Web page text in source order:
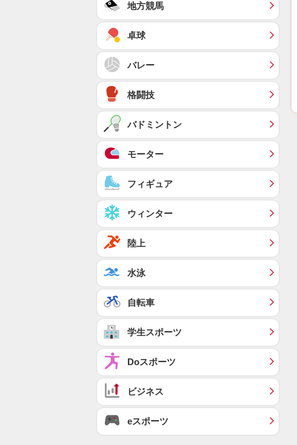
地方競馬
卓球
バレー
格闘技
バドミントン
モーター
フィギュア
ウィンター
陸上
水泳
自転車
学生スポーツ
Doスポーツ
ビジネス
eスポーツ